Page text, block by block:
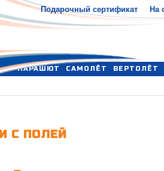
Подарочный сертификат На
ПАРАШЮТ САМОЛЁТ ВЕРТОЛЁТ
С ПОЛЕЙ